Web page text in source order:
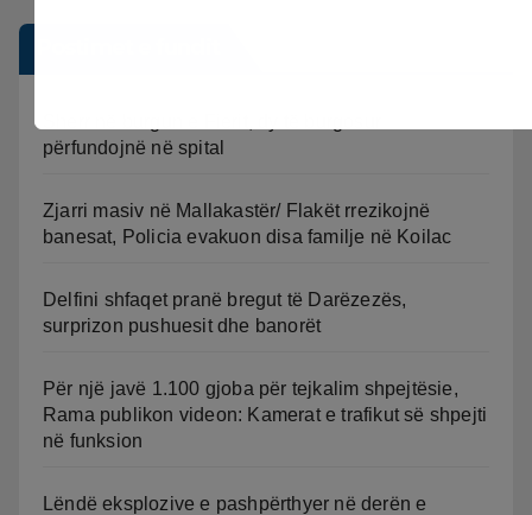
përfundojnë në spital
Zjarri masiv në Mallakastër/ Flakët rrezikojnë
banesat, Policia evakuon disa familje në Koilac
Delfini shfaqet pranë bregut të Darëzezës,
surprizon pushuesit dhe banorët
Për një javë 1.100 gjoba për tejkalim shpejtësie,
Rama publikon videon: Kamerat e trafikut së shpejti
në funksion
Lëndë eksplozive e pashpërthyer në derën e